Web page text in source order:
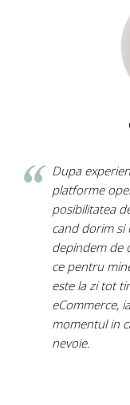
Dupa
platforme
posibilitatea
cand dorim si
depindem de
ce pentru
este la zi tot
eCommerce,
momentul in
nevoie.